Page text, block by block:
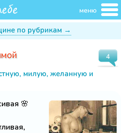
меню
по рубрикам →
4
милую, желанную и
🌸